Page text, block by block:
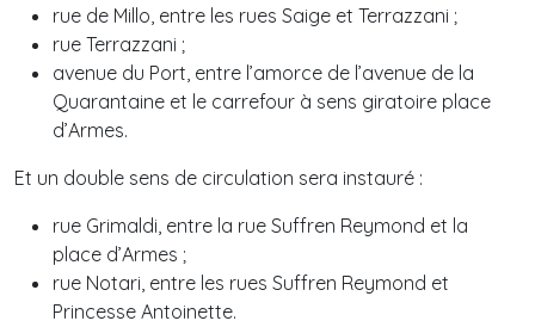
rue de Millo, entre les rues Saige et Terrazzani ;
rue Terrazzani ;
avenue du Port, entre l’amorce de l’avenue de la
Quarantaine et le carrefour à sens giratoire place
d’Armes.
Et un double sens de circulation sera instauré :
rue Grimaldi, entre la rue Suffren Reymond et la
place d’Armes ;
rue Notari, entre les rues Suffren Reymond et
Princesse Antoinette.